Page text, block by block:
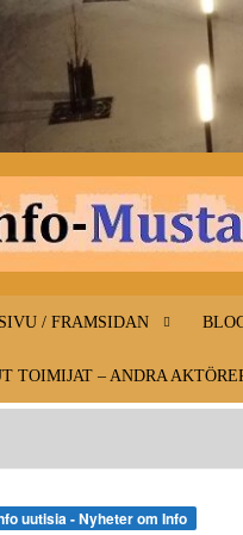
/ FRAMSIDAN
TOIMIJAT – ANDRA
uutisia - Nyheter om Info